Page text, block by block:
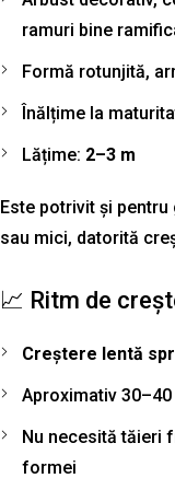
ramuri bine
Formă rotunjită,
Înălțime la
Lățime: 2–3 m
Este potrivit și
sau mici, datorită
📈 Ritm de
Creștere lentă
Aproximativ 30–40
Nu necesită tăieri
formei